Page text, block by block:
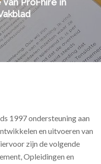
1997 ondersteuning aan
en uitvoeren van
zijn de volgende
Opleidingen en